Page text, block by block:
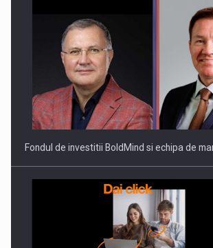
ROOTED IN ROMANIA, BUILT TO DELIVER
THE…
Fondul de investitii BoldMind si echipa de